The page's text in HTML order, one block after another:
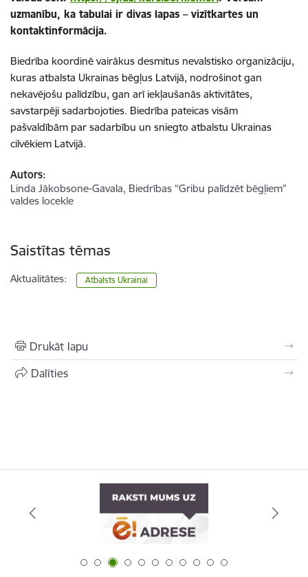
uzmanību, ka tabulai ir divas lapas – vizītkartes un
kontaktinformācija.
Biedrība koordinē vairākus desmitus nevalstisko organizāciju,
kuras atbalsta Ukrainas bēgļus Latvijā, nodrošinot gan
nekavējošu palīdzību, gan arī iekļaušanās aktivitātes,
savstarpēji sadarbojoties. Biedrība pateicas visām
pašvaldībām par sadarbību un sniegto atbalstu Ukrainas
cilvēkiem Latvijā.
Autors:
Linda Jākobsone-Gavala, Biedrības “Gribu palīdzēt bēgļiem”
valdes locekle
Saistītas tēmas
Aktualitātes: Atbalsts Ukrainai
Drukāt lapu
Dalīties